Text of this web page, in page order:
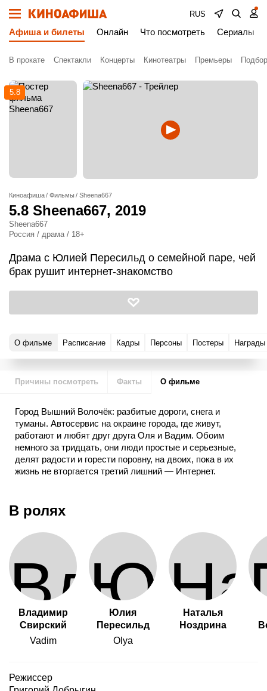
RUS
Афиша и билеты Онлайн Что посмотреть Сериалы
В прокате Спектакли Концерты Кинотеатры Премьеры
5.8
Киноафиша Фильмы Sheena667
5.8 Sheena667, 2019
Sheena667
Россия / драма / 18+
Драма с Юлией Пересильд о семейной паре, чей
брак рушит интернет-знакомство
О фильме Расписание Кадры Персоны Постеры Награды
Причины посмотреть Факты О фильме
Город Вышний Волочёк: разбитые дороги, снега и
туманы. Автосервис на окраине города, где живут,
работают и любят друг друга Оля и Вадим. Обоим
немного за тридцать, они люди простые и серьезные,
делят радости и горести поровну, на двоих, пока в их
жизнь не вторгается третий лишний — Интернет.
В ролях
Владимир
Свирский
Vadim
Юлия
Пересильд
Olya
Наталья
Ноздрина
Режиссер